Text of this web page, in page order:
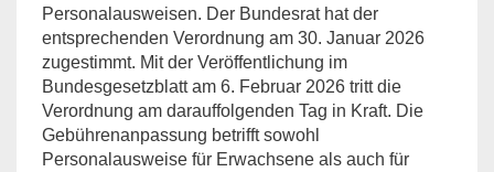
Personalausweisen. Der Bundesrat hat der
entsprechenden Verordnung am 30. Januar 2026
zugestimmt. Mit der Veröffentlichung im
Bundesgesetzblatt am 6. Februar 2026 tritt die
Verordnung am darauffolgenden Tag in Kraft. Die
Gebührenanpassung betrifft sowohl
Personalausweise für Erwachsene als auch für